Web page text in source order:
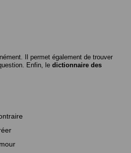
Il permet également de trouver
Enfin, le dictionnaire des